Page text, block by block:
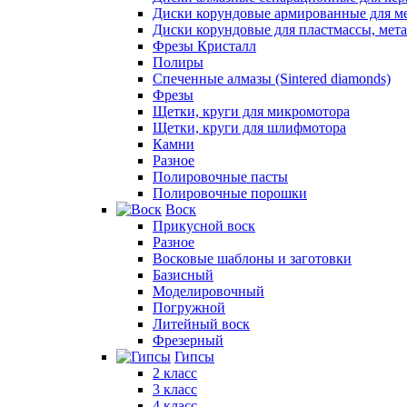
Диски корундовые армированные для
Диски корундовые для пластмассы,
Фрезы Кристалл
Полиры
Спеченные алмазы (Sintered diamonds)
Фрезы
Щетки, круги для микромотора
Щетки, круги для шлифмотора
Камни
Разное
Полировочные пасты
Полировочные порошки
Воск
Прикусной воск
Разное
Восковые шаблоны и заготовки
Базисный
Моделировочный
Погружной
Литейный воск
Фрезерный
Гипсы
2 класс
3 класс